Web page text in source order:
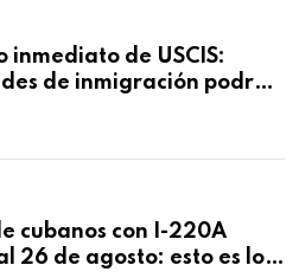
inmediato de USCIS:
de inmigración podrán
cubanos con I-220A
26 de agosto: esto es lo